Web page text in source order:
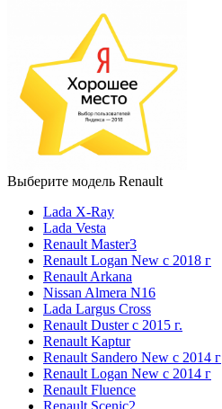
Выберите модель Renault
Lada X-Ray
Lada Vesta
Renault Master3
Renault Logan New с 2018 г
Renault Arkana
Nissan Almera N16
Lada Largus Cross
Renault Duster с 2015 г.
Renault Kaptur
Renault Sandero New с 2014 г
Renault Logan New с 2014 г
Renault Fluence